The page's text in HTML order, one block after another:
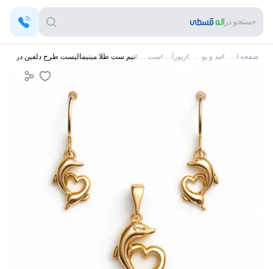
جستجو در
صفحه اصلی مد و پوشاک زیورآلات ست طلا نیم ست طلا مینیمالیست طرح دلفین